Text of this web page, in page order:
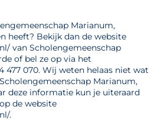
Marianum,
heeft? Bekijk dan de website
van Scholengemeenschap
of bel ze op via het
477 070. Wij weten helaas niet wat
Marianum,
deze informatie kun je uiteraard
de website
.